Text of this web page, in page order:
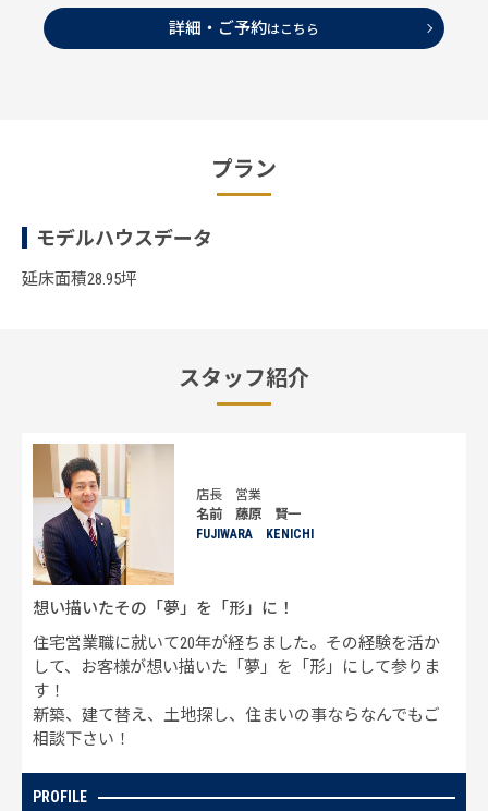
詳細・ご予約はこちら
プラン
モデルハウスデータ
延床面積28.95坪
スタッフ紹介
店長 営業
名前 藤原 賢一
FUJIWARA KENICHI
想い描いたその「夢」を「形」に！
住宅営業職に就いて20年が経ちました。その経験を活か
して、お客様が想い描いた「夢」を「形」にして参りま
す！
新築、建て替え、土地探し、住まいの事ならなんでもご
相談下さい！
PROFILE